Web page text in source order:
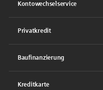
Kontowechselservice
Privatkredit
Baufinanzierung
Kreditkarte